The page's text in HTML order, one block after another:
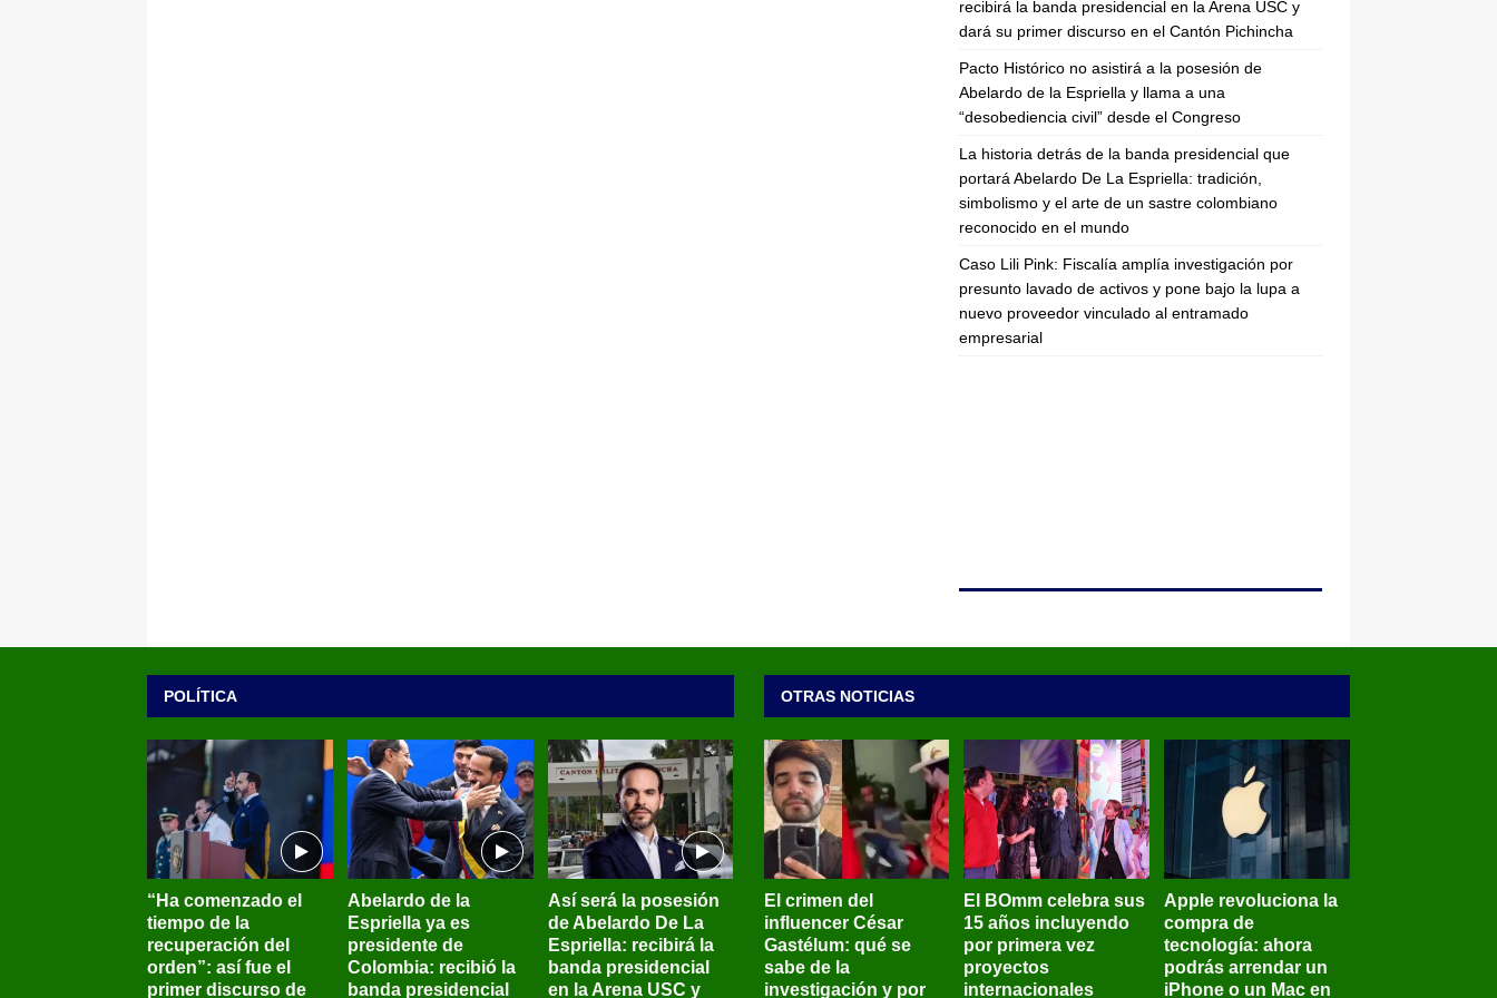
recibirá la banda presidencial en la Arena USC y
dará su primer discurso en el Cantón Pichincha
Pacto Histórico no asistirá a la posesión de
Abelardo de la Espriella y llama a una
“desobediencia civil” desde el Congreso
La historia detrás de la banda presidencial que
portará Abelardo De La Espriella: tradición,
simbolismo y el arte de un sastre colombiano
reconocido en el mundo
Caso Lili Pink: Fiscalía amplía investigación por
presunto lavado de activos y pone bajo la lupa a
nuevo proveedor vinculado al entramado
empresarial
POLÍTICA
“Ha comenzado el
tiempo de la
recuperación del
orden”: así fue el
primer discurso de
Abelardo de la
Espriella ya es
presidente de
Colombia: recibió la
banda presidencial
Así será la posesión
de Abelardo De La
Espriella: recibirá la
banda presidencial
en la Arena USC y
OTRAS NOTICIAS
El crimen del
influencer César
Gastélum: qué se
sabe de la
investigación y por
El BOmm celebra sus
15 años incluyendo
por primera vez
proyectos
internacionales
Apple revoluciona la
compra de
tecnología: ahora
podrás arrendar un
iPhone o un Mac en